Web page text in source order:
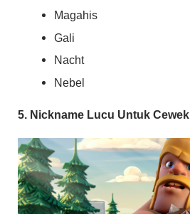
Magahis
Gali
Nacht
Nebel
5. Nickname Lucu Untuk Cewek